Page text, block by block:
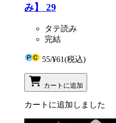
み】 29
タテ読み
完結
55/¥61(税込)
カートに追加
カートに追加しました